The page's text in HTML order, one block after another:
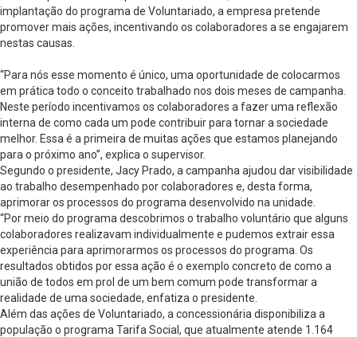
implantação do programa de Voluntariado, a empresa pretende
promover mais ações, incentivando os colaboradores a se engajarem
nestas causas.
“Para nós esse momento é único, uma oportunidade de colocarmos
em prática todo o conceito trabalhado nos dois meses de campanha.
Neste período incentivamos os colaboradores a fazer uma reflexão
interna de como cada um pode contribuir para tornar a sociedade
melhor. Essa é a primeira de muitas ações que estamos planejando
para o próximo ano”, explica o supervisor.
Segundo o presidente, Jacy Prado, a campanha ajudou dar visibilidade
ao trabalho desempenhado por colaboradores e, desta forma,
aprimorar os processos do programa desenvolvido na unidade.
“Por meio do programa descobrimos o trabalho voluntário que alguns
colaboradores realizavam individualmente e pudemos extrair essa
experiência para aprimorarmos os processos do programa. Os
resultados obtidos por essa ação é o exemplo concreto de como a
união de todos em prol de um bem comum pode transformar a
realidade de uma sociedade, enfatiza o presidente.
Além das ações de Voluntariado, a concessionária disponibiliza a
população o programa Tarifa Social, que atualmente atende 1.164